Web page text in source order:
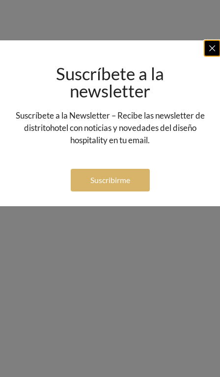
Suscríbete a la
newsletter
Suscríbete a la Newsletter – Recibe las newsletter de
distritohotel con noticias y novedades del diseño
hospitality en tu email.
Suscribirme